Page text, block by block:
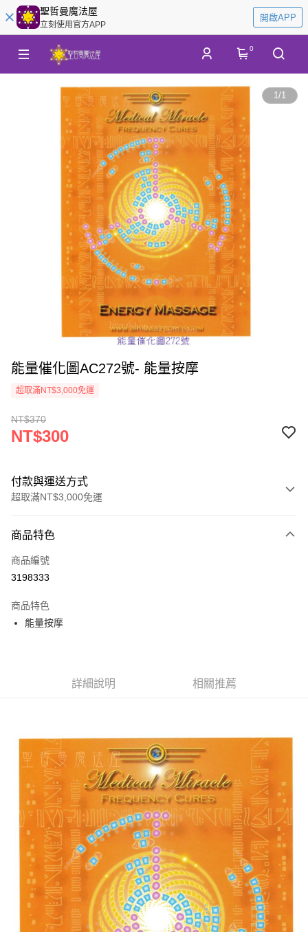
聖哲曼魔法屋
立刻使用官方APP
開啟APP
0
1/1
能量催化圖AC272號- 能量按摩
超取滿NT$3,000免運
NT$370
NT$300
付款與運送方式
超取滿NT$3,000免運
信用卡一次付款
超商取貨付款
Apple Pay
全家取貨付款
每筆NT$80，滿NT$3,000(含以上)免運費
7-11取貨付款
每筆NT$80，滿NT$3,000(含以上)免運費
賣家宅配幫您送（台灣）
每筆NT$80，滿NT$3,000(含以上)免運費
郵局幫你送（離島）
每筆NT$80，滿NT$3,000(含以上)免運費
付款後門市自取
商品特色
商品編號
3198333
商品特色
能量按摩
詳細說明 相關推薦